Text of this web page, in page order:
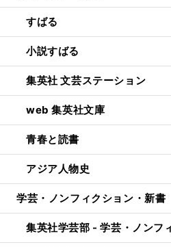
すばる
小説すばる
集英社 文芸ステーション
web 集英社文庫
青春と読書
アジア人物史
学芸・ノンフィクション・新書
集英社学芸部 - 学芸・ノンフ